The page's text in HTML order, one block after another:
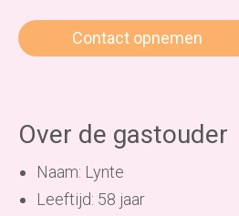
Contact opnemen
Over de gastouder
Naam: Lynte
Leeftijd: 58 jaar